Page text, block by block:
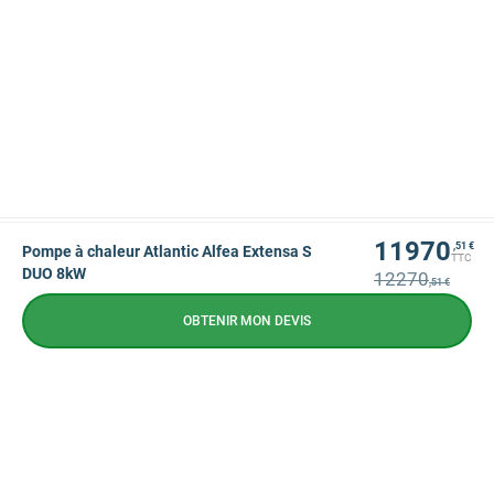
Pompe à chaleur Atlantic Alfea Extensa S
DUO 8kW
11970 ,51 €
TTC
12270,51 €
OBTENIR MON DEVIS